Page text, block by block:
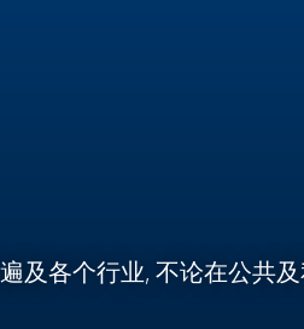
及各个行业, 不论在公共